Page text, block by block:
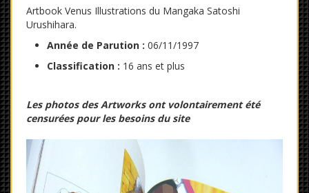
Artbook Venus Illustrations du Mangaka Satoshi
Urushihara.
Année de Parution : 06/11/1997
Classification : 16 ans et plus
Les photos des Artworks ont volontairement été
censurées pour les besoins du site